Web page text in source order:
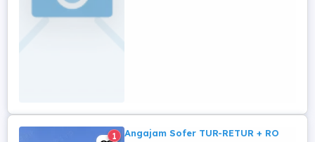
1 Angajam Sofer TUR-RETUR + RO